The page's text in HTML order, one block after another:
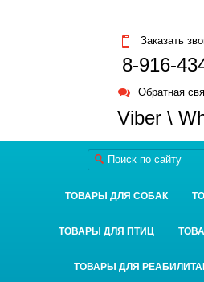
Заказать
8-916-
Обратная
Viber \
ТОВАРЫ ДЛЯ СОБАК
ТОВАРЫ ДЛЯ ПТИЦ
ТОВАРЫ ДЛЯ